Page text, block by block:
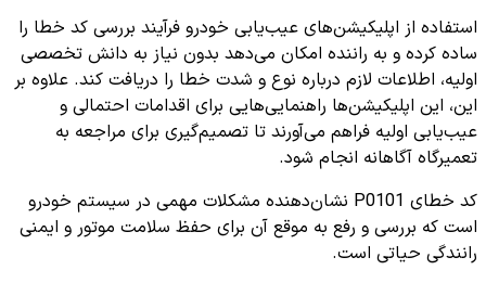
استفاده از اپلیکیشن‌های عیب‌یابی خودرو فرآیند بررسی کد خطا را
ساده کرده و به راننده امکان می‌دهد بدون نیاز به دانش تخصصی
اولیه، اطلاعات لازم درباره نوع و شدت خطا را دریافت کند. علاوه بر
این، این اپلیکیشن‌ها راهنمایی‌هایی برای اقدامات احتمالی و
عیب‌یابی اولیه فراهم می‌آورند تا تصمیم‌گیری برای مراجعه به
تعمیرگاه آگاهانه انجام شود.
کد خطای P0101 نشان‌دهنده مشکلات مهمی در سیستم خودرو
است که بررسی و رفع به موقع آن برای حفظ سلامت موتور و ایمنی
رانندگی حیاتی است.